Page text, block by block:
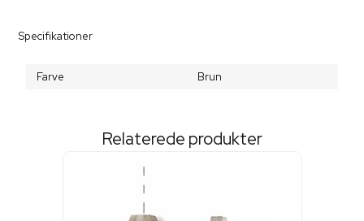
Specifikationer
Farve Brun
Relaterede produkter